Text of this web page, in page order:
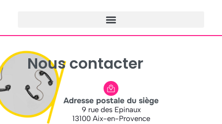
Nous contacter
Adresse postale du siège
9 rue des Epinaux
13100 Aix-en-Provence